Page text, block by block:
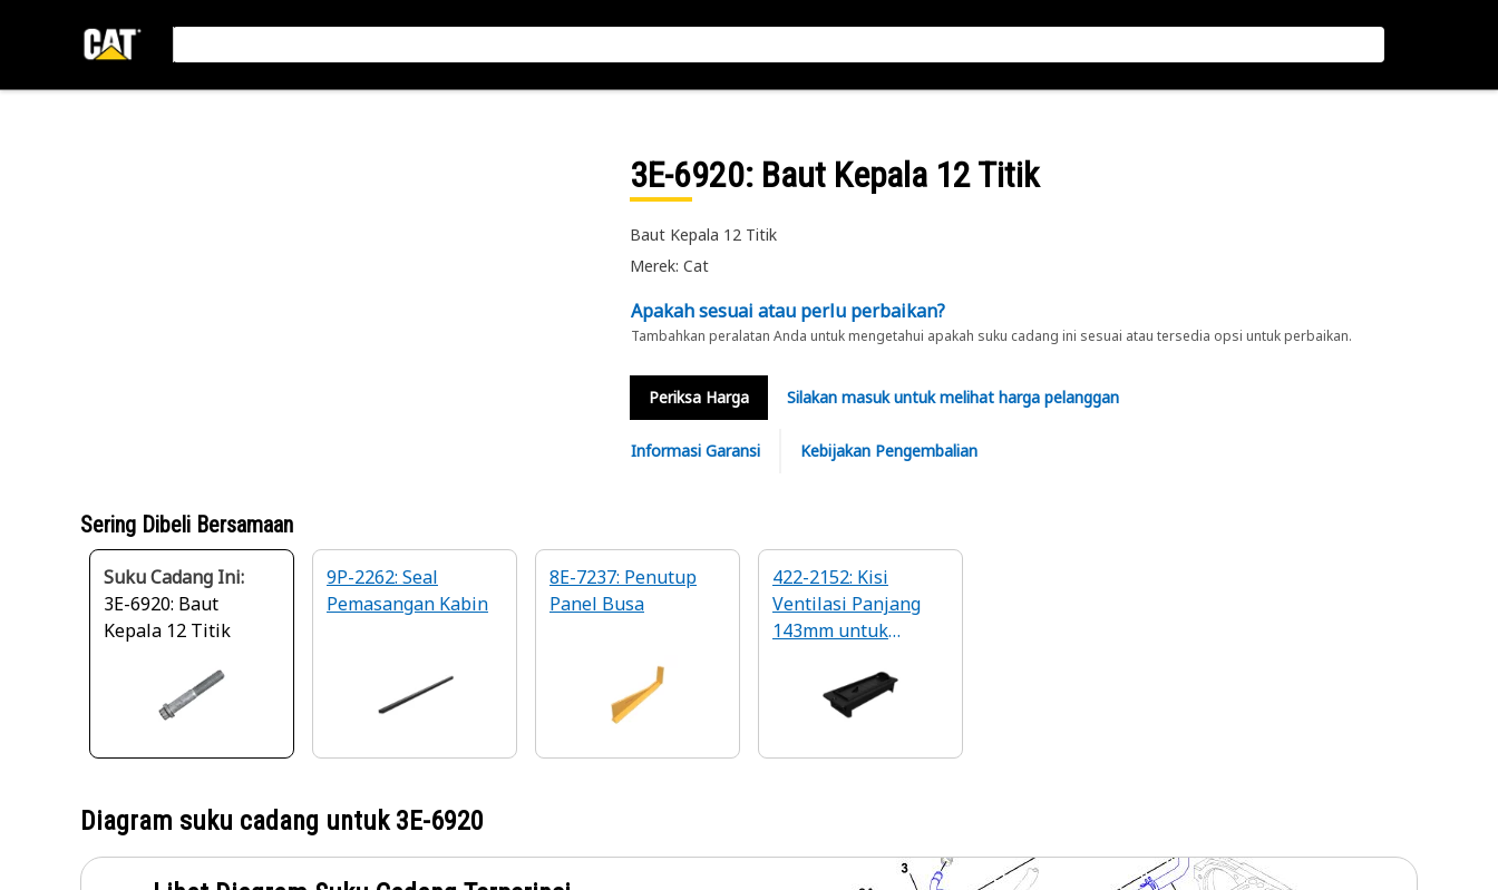
3E-6920: Baut Kepala 12 Titik
Baut Kepala 12 Titik
Merek: Cat
Apakah sesuai atau perlu perbaikan?
Tambahkan peralatan Anda untuk mengetahui apakah suku cadang ini sesuai atau tersedia opsi untuk perbaikan.
Periksa Harga Silakan masuk untuk melihat harga pelanggan
Informasi Garansi Kebijakan Pengembalian
Sering Dibeli Bersamaan
Suku Cadang Ini:
3E-6920: Baut
Kepala 12 Titik
9P-2262: Seal
Pemasangan Kabin
8E-7237: Penutup
Panel Busa
422-2152: Kisi
Ventilasi Panjang
143mm untuk
Diagram suku cadang untuk3E-6920